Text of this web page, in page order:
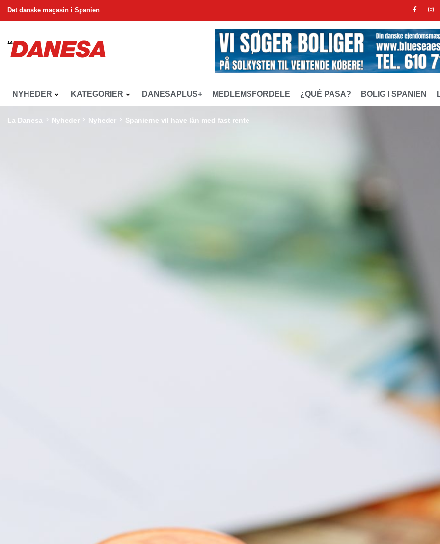
Det danske magasin i Spanien
NYHEDER KATEGORIER DANESAPLUS+ MEDLEMSFORDELE ¿QUÉ PASA? BOLIG I SPANIEN
La Danesa Nyheder Nyheder Spanierne vil have lån med fast rente